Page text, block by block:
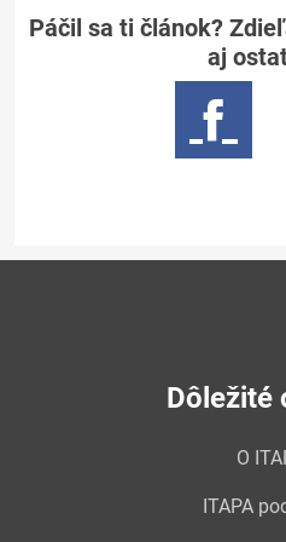
Páčil sa ti článok?
aj
Dôležité
O
ITAPA